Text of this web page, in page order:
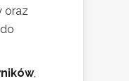
oraz
,